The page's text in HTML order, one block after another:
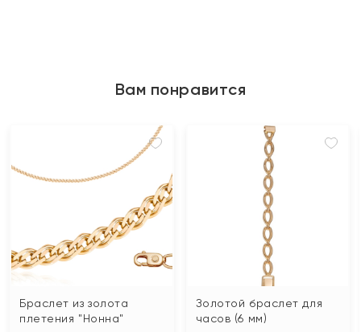
Вам понравится
Браслет из золота
плетения "Нонна"
Золотой браслет для
часов (6 мм)